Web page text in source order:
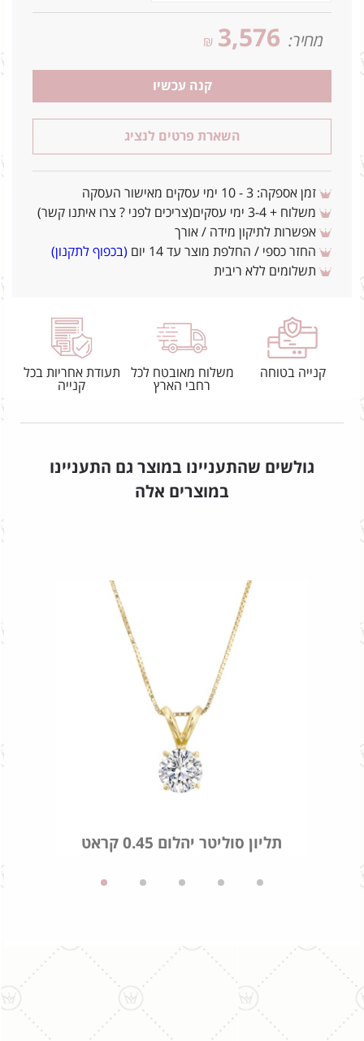
מחיר: 3,576
₪
קנה עכשיו
השארת פרטים לנציג
זמן אספקה: 3 - 10 ימי עסקים מאישור העסקה
משלוח + 3-4 ימי עסקים(צריכים לפני ? צרו איתנו קשר)
אפשרות לתיקון מידה / אורך
החזר כספי / החלפת מוצר עד 14 יום
(בכפוף לתקנון)
תשלומים ללא ריבית
קנייה בטוחה
משלוח מאובטח לכל
רחבי הארץ
תעודת אחריות בכל
קנייה
גולשים שהתעניינו במוצר גם התעניינו
במוצרים אלה
תליון סוליטר יהלום 0.45 קראט